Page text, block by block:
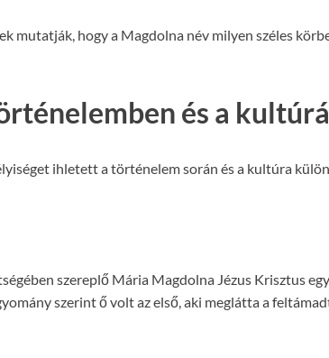
mutatják, hogy a Magdolna név milyen széles
és a
ihletett a történelem során és a kultúra
szereplő Mária Magdolna Jézus Krisztus
szerint ő volt az első, aki meglátta a